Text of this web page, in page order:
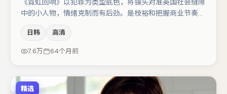
《霓虹回响》以犯罪为类型底色，将镜头对准英国社会缝隙
中的小人物，情绪克制而有后劲。是枝裕和把握商业节奏的
周迅的对手戏构成全片情感锚点，张译则以细节塑造推动谜
题层层揭开。若你偏爱强类型与清晰主线，这部作品值得关
日韩 高清
7.6万 64个月前
精选